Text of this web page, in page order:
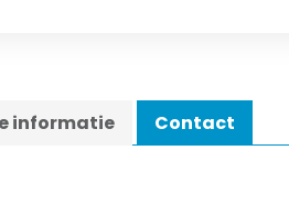
informatie Contact